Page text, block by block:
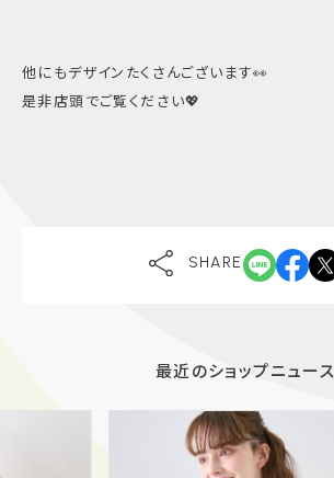
他にもデザインたくさんございます👀
是非店頭でご覧ください💖
SHARE
最近のショップニュース